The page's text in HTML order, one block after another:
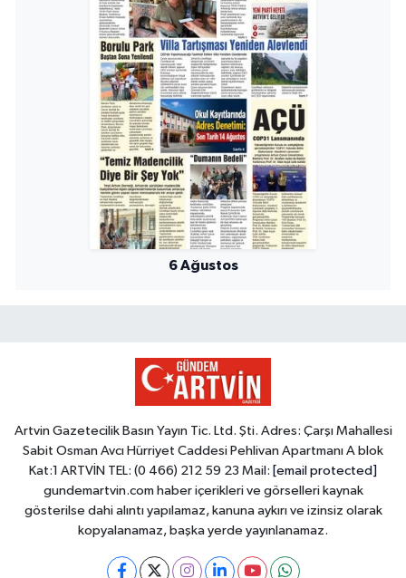
6 Ağustos
Artvin Gazetecilik Basın Yayın Tic. Ltd. Şti. Adres: Çarşı Mahallesi
Sabit Osman Avcı Hürriyet Caddesi Pehlivan Apartmanı A blok
Kat:1 ARTVİN TEL: (0 466) 212 59 23 Mail: [email protected]
gundemartvin.com haber içerikleri ve görselleri kaynak
gösterilse dahi alıntı yapılamaz, kanuna aykırı ve izinsiz olarak
kopyalanamaz, başka yerde yayınlanamaz.